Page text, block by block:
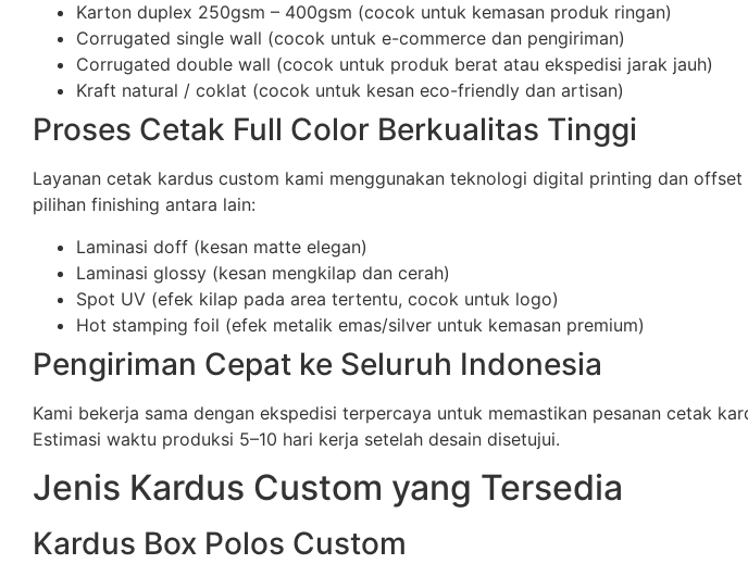
Karton duplex 250gsm – 400gsm (cocok untuk kemasan produk ringan)
Corrugated single wall (cocok untuk e-commerce dan pengiriman)
Corrugated double wall (cocok untuk produk berat atau ekspedisi jarak jauh)
Kraft natural / coklat (cocok untuk kesan eco-friendly dan artisan)
Proses Cetak Full Color Berkualitas Tinggi
Layanan cetak kardus custom kami menggunakan teknologi digital printing dan
pilihan finishing antara lain:
Laminasi doff (kesan matte elegan)
Laminasi glossy (kesan mengkilap dan cerah)
Spot UV (efek kilap pada area tertentu, cocok untuk logo)
Hot stamping foil (efek metalik emas/silver untuk kemasan premium)
Pengiriman Cepat ke Seluruh Indonesia
Kami bekerja sama dengan ekspedisi terpercaya untuk memastikan pesanan cetak
Estimasi waktu produksi 5–10 hari kerja setelah desain disetujui.
Jenis Kardus Custom yang Tersedia
Kardus Box Polos Custom